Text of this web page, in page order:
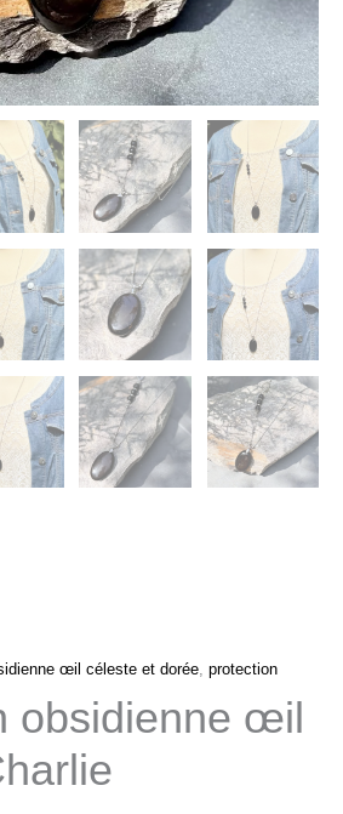
œil céleste et dorée protection
obsidienne œil